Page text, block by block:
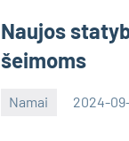
Naujos
šeimoms
Namai 2024-